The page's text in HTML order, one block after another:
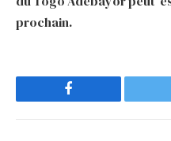
prochain.
Facebook